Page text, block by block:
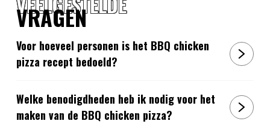
VRAGEN
Voor hoeveel personen is het BBQ chicken
pizza recept bedoeld?
Welke benodigdheden heb ik nodig voor het
maken van de BBQ chicken pizza?